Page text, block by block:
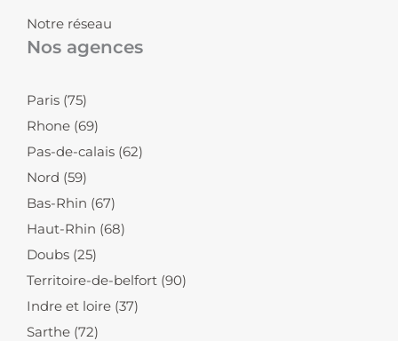
Notre réseau
Nos agences
Paris (75)
Rhone (69)
Pas-de-calais (62)
Nord (59)
Bas-Rhin (67)
Haut-Rhin (68)
Doubs (25)
Territoire-de-belfort (90)
Indre et loire (37)
Sarthe (72)